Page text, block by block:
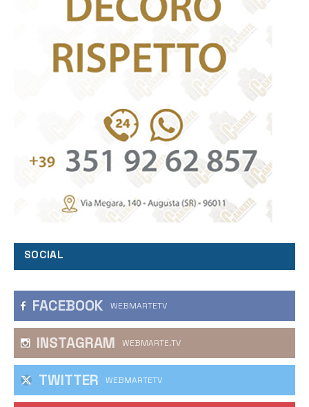
SOCIAL
FACEBOOK WEBMARTETV
INSTAGRAM WEBMARTE.TV
TWITTER WEBMARTETV